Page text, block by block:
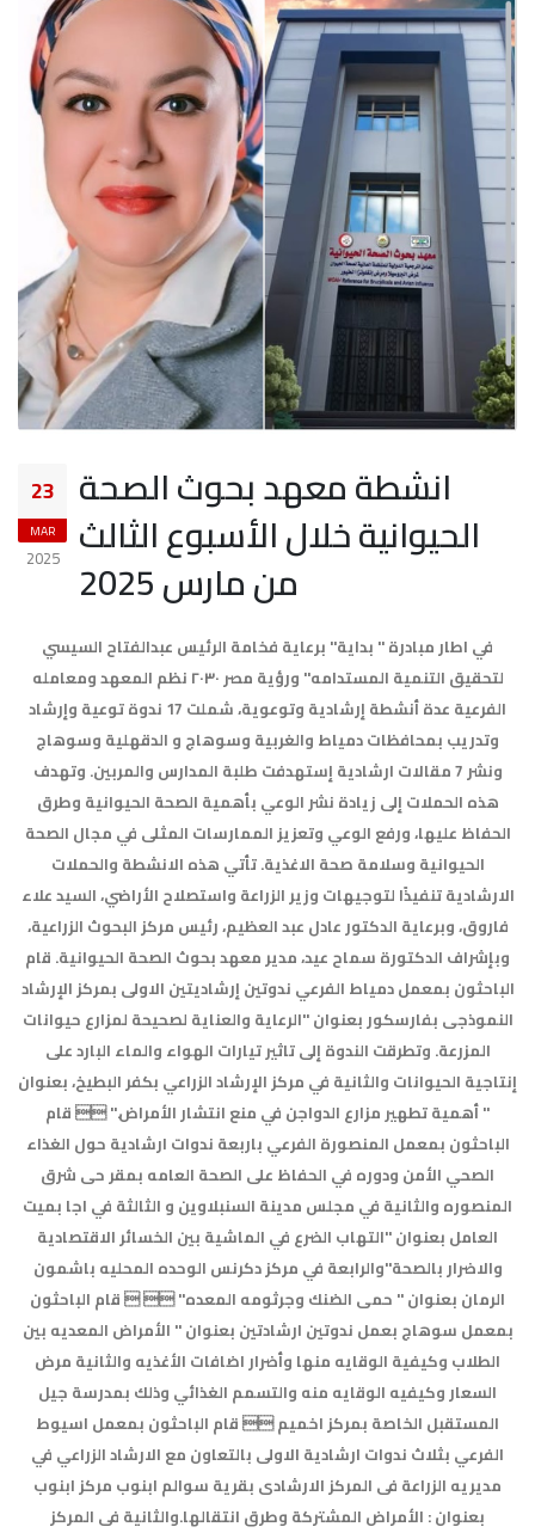
23
MAR
2025
انشطة معهد بحوث الصحة
الحيوانية خلال الأسبوع الثالث
من مارس 2025
في اطار مبادرة " بداية" برعاية فخامة الرئيس عبدالفتاح السيسي
لتحقيق التنمية المستدامه" ورؤية مصر ٢٠٣٠ نظم المعهد ومعامله
الفرعية عدة أنشطة إرشادية وتوعوية، شملت 17 ندوة توعية وإرشاد
وتدريب بمحافظات دمياط والغربية وسوهاج و الدقهلية وسوهاج
ونشر 7 مقالات ارشادية إستهدفت طلبة المدارس والمربين. وتهدف
هذه الحملات إلى زيادة نشر الوعي بأهمية الصحة الحيوانية وطرق
الحفاظ عليها، ورفع الوعي وتعزيز الممارسات المثلى في مجال الصحة
الحيوانية وسلامة صحة الاغذية. تأتي هذه الانشطة والحملات
الارشادية تنفيذًا لتوجيهات وزير الزراعة واستصلاح الأراضي، السيد علاء
فاروق، وبرعاية الدكتور عادل عبد العظيم، رئيس مركز البحوث الزراعية،
وبإشراف الدكتورة سماح عيد، مدير معهد بحوث الصحة الحيوانية. قام
الباحثون بمعمل دمياط الفرعي ندوتين إرشاديتين الاولى بمركز الإرشاد
النموذجى بفارسكور بعنوان "الرعاية والعناية لصحيحة لمزارع حيوانات
المزرعة. وتطرقت الندوة إلى تاثير تيارات الهواء والماء البارد على
إنتاجية الحيوانات والثانية في مركز الإرشاد الزراعي بكفر البطيخ، بعنوان
" أهمية تطهير مزارع الدواجن في منع انتشار الأمراض."  قام
الباحثون بمعمل المنصورة الفرعي باربعة ندوات ارشادية حول الغذاء
الصحي الأمن ودوره في الحفاظ على الصحة العامه بمقر حى شرق
المنصوره والثانية في مجلس مدينة السنبلاوين و الثالثة في اجا بميت
العامل بعنوان "التهاب الضرع في الماشية بين الخسائر الاقتصادية
والاضرار بالصحة"والرابعة في مركز دكرنس الوحده المحليه باشمون
الرمان بعنوان " حمى الضنك وجرثومه المعده"   قام الباحثون
بمعمل سوهاج بعمل ندوتين ارشادتين بعنوان " الأمراض المعديه بين
الطلاب وكيفية الوقايه منها وأضرار اضافات الأغذيه والثانية مرض
السعار وكيفيه الوقايه منه والتسمم الغذائي وذلك بمدرسة جيل
المستقبل الخاصة بمركز اخميم  قام الباحثون بمعمل اسيوط
الفرعي بثلاث ندوات ارشادية الاولى بالتعاون مع الارشاد الزراعي في
مديريه الزراعة فى المركز الارشادى بقرية سوالم ابنوب مركز ابنوب
بعنوان : الأمراض المشتركة وطرق انتقالها.والثانية فى المركز